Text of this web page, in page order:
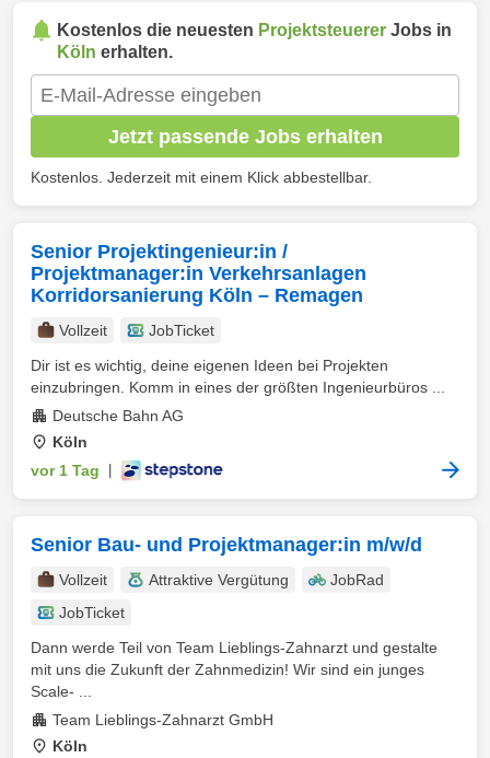
Kostenlos die neuesten Projektsteuerer Jobs in
Köln erhalten.
Jetzt passende Jobs erhalten
Kostenlos. Jederzeit mit einem Klick abbestellbar.
Senior Projektingenieur:in /
Projektmanager:in Verkehrsanlagen
Korridorsanierung Köln – Remagen
Vollzeit
JobTicket
Dir ist es wichtig, deine eigenen Ideen bei Projekten
einzubringen. Komm in eines der größten Ingenieurbüros ...
Deutsche Bahn AG
Köln
vor 1 Tag
Senior Bau- und Projektmanager:in m/w/d
Vollzeit Attraktive Vergütung
JobRad
JobTicket
Dann werde Teil von Team Lieblings-Zahnarzt und gestalte
mit uns die Zukunft der Zahnmedizin! Wir sind ein junges
Scale- ...
Team Lieblings-Zahnarzt GmbH
Köln